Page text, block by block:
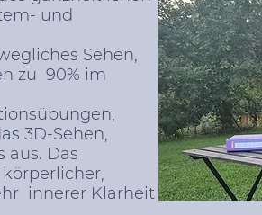
und
Sehen,
zu 90% im
3D-Sehen,
aus. Das
innerer Klarheit